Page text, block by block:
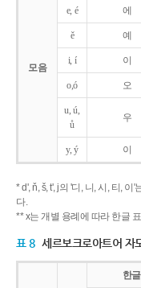
모음
e, é 에
ě 예
i, í 이
o,ó 오
u, ú,
ů
우
y, ý 이
* d', ň, š, t', j의 '디, 니, 시, 티,
다.
** x는 개별 용례에 따라 한글
표 8 세르보크로아트어 자
한글